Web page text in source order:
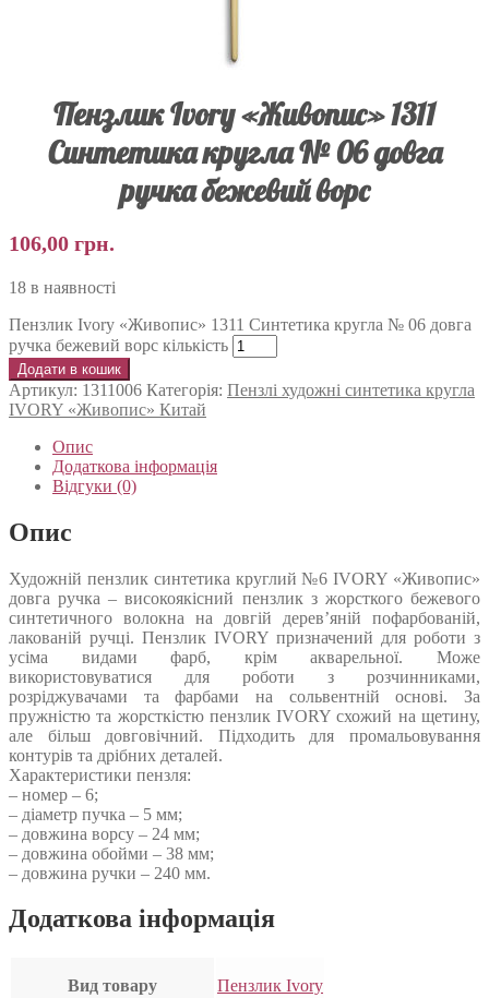
Пензлик Ivory «Живопис» 1311
Синтетика кругла № 06 довга
ручка бежевий ворс
106,00 грн.
18 в наявності
Пензлик Ivory «Живопис» 1311 Синтетика кругла № 06 довга
ручка бежевий ворс кількість
Додати в кошик
Артикул: 1311006 Категорія: Пензлі художні синтетика кругла
IVORY «Живопис» Китай
Опис
Додаткова інформація
Відгуки (0)
Опис
Художній пензлик синтетика круглий №6 IVORY «Живопис»
довга ручка – високоякісний пензлик з жорсткого бежевого
синтетичного волокна на довгій дерев’яній пофарбованій,
лакованій ручці. Пензлик IVORY призначений для роботи з
усіма видами фарб, крім акварельної. Може
використовуватися для роботи з розчинниками,
розріджувачами та фарбами на сольвентній основі. За
пружністю та жорсткістю пензлик IVORY схожий на щетину,
але більш довговічний. Підходить для промальовування
контурів та дрібних деталей.
Характеристики пензля:
– номер – 6;
– діаметр пучка – 5 мм;
– довжина ворсу – 24 мм;
– довжина обойми – 38 мм;
– довжина ручки – 240 мм.
Додаткова інформація
Вид товару Пензлик Ivory